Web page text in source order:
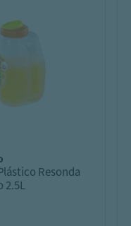
Resonda
2.5L